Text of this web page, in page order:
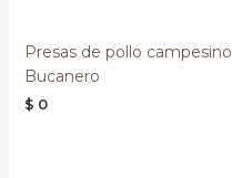
Presas de pollo campesino
Bucanero
$ 0